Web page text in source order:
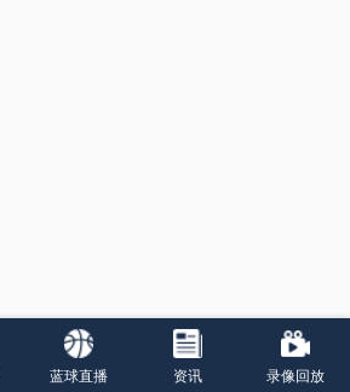
蓝球直播 资讯 录像回放